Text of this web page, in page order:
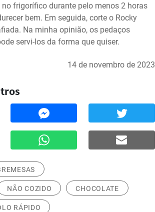
frigorífico durante pelo menos 2 horas
bem. Em seguida, corte o Rocky
Na minha opinião, os pedaços
servi-los da forma que quiser.
14 de novembro de 2023
NÃO COZIDO CHOCOLATE
RÁPIDO